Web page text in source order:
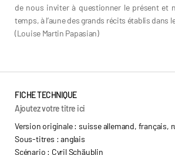
de nous inviter à questionner le présent et
temps, à l’aune des grands récits établis dans
(Louise Martin Papasian)Cyril Schaüblin
FICHE TECHNIQUE
Ajoutez votre titre ici
Version originale : suisse allemand, français,
Sous-titres : anglais
Scénario : Cyril Schäublin